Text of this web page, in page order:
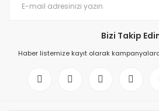
Bizi Takip
Haber listemize kayıt olarak